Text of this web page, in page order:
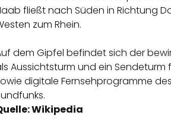
fließt nach Süden in Richtung
zum Rhein.
dem Gipfel befindet sich der
Aussichtsturm und ein Sendeturm
digitale Fernsehprogramme des
s.
Wikipedia